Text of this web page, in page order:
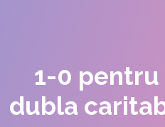
1-0 pentru
dubla